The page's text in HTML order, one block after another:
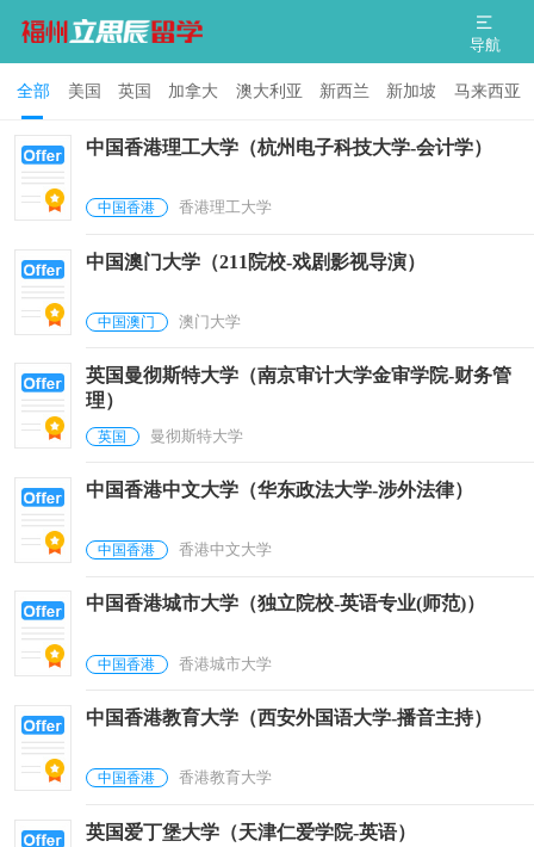
导航
全部 美国 英国 加拿大 澳大利亚 新西兰 新加坡 马来西亚
中国香港理工大学（杭州电子科技大学-会计学）
中国香港 香港理工大学
中国澳门大学（211院校-戏剧影视导演）
中国澳门 澳门大学
英国曼彻斯特大学（南京审计大学金审学院-财务管
理）
英国 曼彻斯特大学
中国香港中文大学（华东政法大学-涉外法律）
中国香港 香港中文大学
中国香港城市大学（独立院校-英语专业(师范)）
中国香港 香港城市大学
中国香港教育大学（西安外国语大学-播音主持）
中国香港 香港教育大学
英国爱丁堡大学（天津仁爱学院-英语）